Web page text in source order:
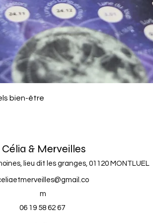
Aperçu rapide
bien-être
Célia & Merveilles
lieu dit les granges, 01120 MONTLUEL
m
06 19 58 62 67